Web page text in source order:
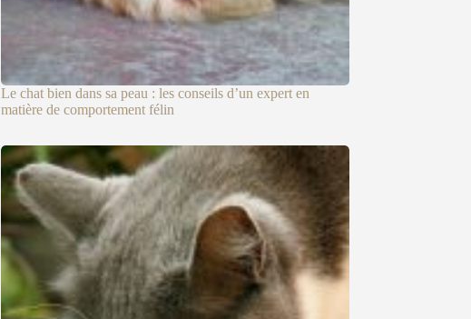
Le chat bien dans sa peau : les conseils d’un expert en
matière de comportement félin